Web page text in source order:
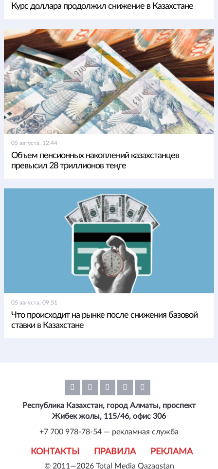
Курс доллара продолжил снижение в Казахстане
05 августа, 12:44
Объем пенсионных накоплений казахстанцев
превысил 28 триллионов теңге
05 августа, 09:51
Что происходит на рынке после снижения базовой
ставки в Казахстане
© 2011—2026 Total Media Qazaqstan
КОНТАКТЫ ПРАВИЛА РЕКЛАМА
Республика Казахстан, город Алматы, проспект
Жибек жолы, 115/46, офис 306
+7 700 978-78-54 — рекламная служба